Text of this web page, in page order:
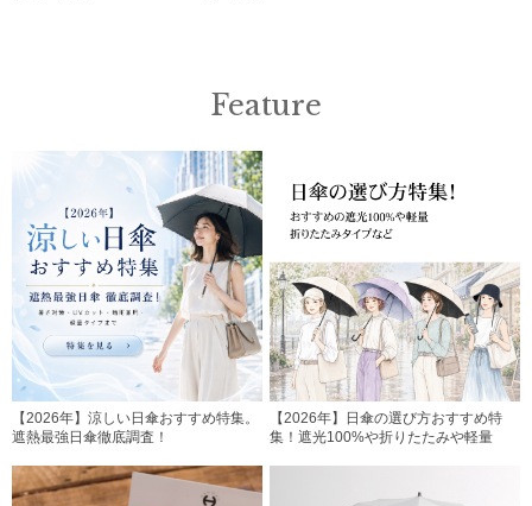
Feature
【2026年】涼しい日傘おすすめ特集。
遮熱最強日傘徹底調査！
【2026年】日傘の選び方おすすめ特
集！遮光100%や折りたたみや軽量